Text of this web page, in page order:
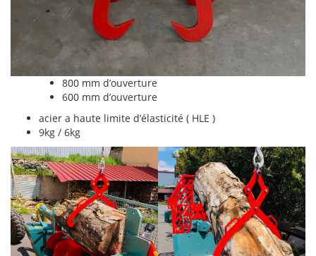
800 mm d’ouverture
600 mm d’ouverture
acier a haute limite d’élasticité ( HLE )
9kg / 6kg